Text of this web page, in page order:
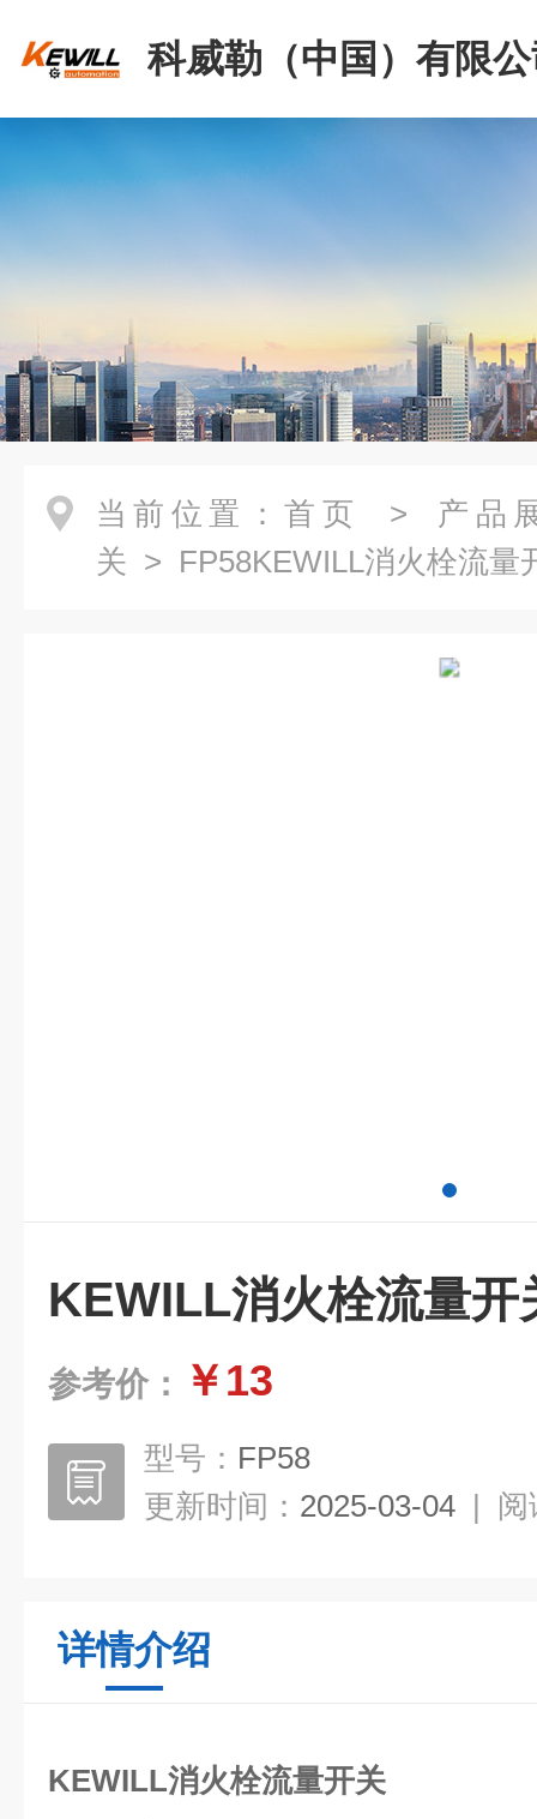
科威勒（中国）有限
当前位置： 首页 > 产品
关 > FP58KEWILL消火栓流量
KEWILL消火栓流量开
参考价： ￥13
型号： FP58
更新时间： 2025-03-04 | 阅
详情介绍
KEWILL消火栓流量开关